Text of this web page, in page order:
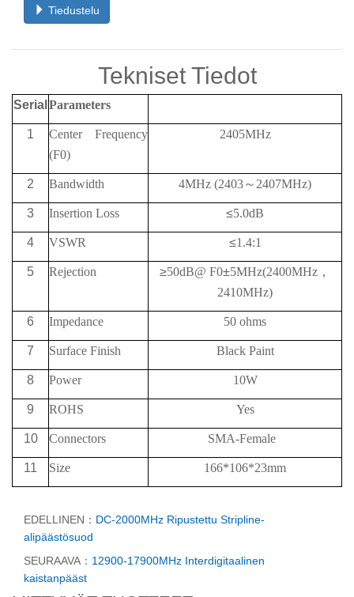
Tiedustelu
Tekniset Tiedot
Serial Parameters
1
Center Frequency
(F0)
2405MHz
2 Bandwidth 4MHz (2403～ 2407MHz)
3 Insertion Loss ≤5.0dB
4 VSWR ≤1.4:1
5 Rejection ≥50dB@ F0±5MHz(2400MHz ，
2410MHz)
6 Impedance 50 ohms
7 Surface Finish Black Paint
8 Power 10W
9 ROHS Yes
10 Connectors SMA-Female
11 Size 166*106*23mm
EDELLINEN： DC-2000MHz Ripustettu Stripline-
alipäästösuod
SEURAAVA： 12900-17900MHz Interdigitaalinen
kaistanpääst